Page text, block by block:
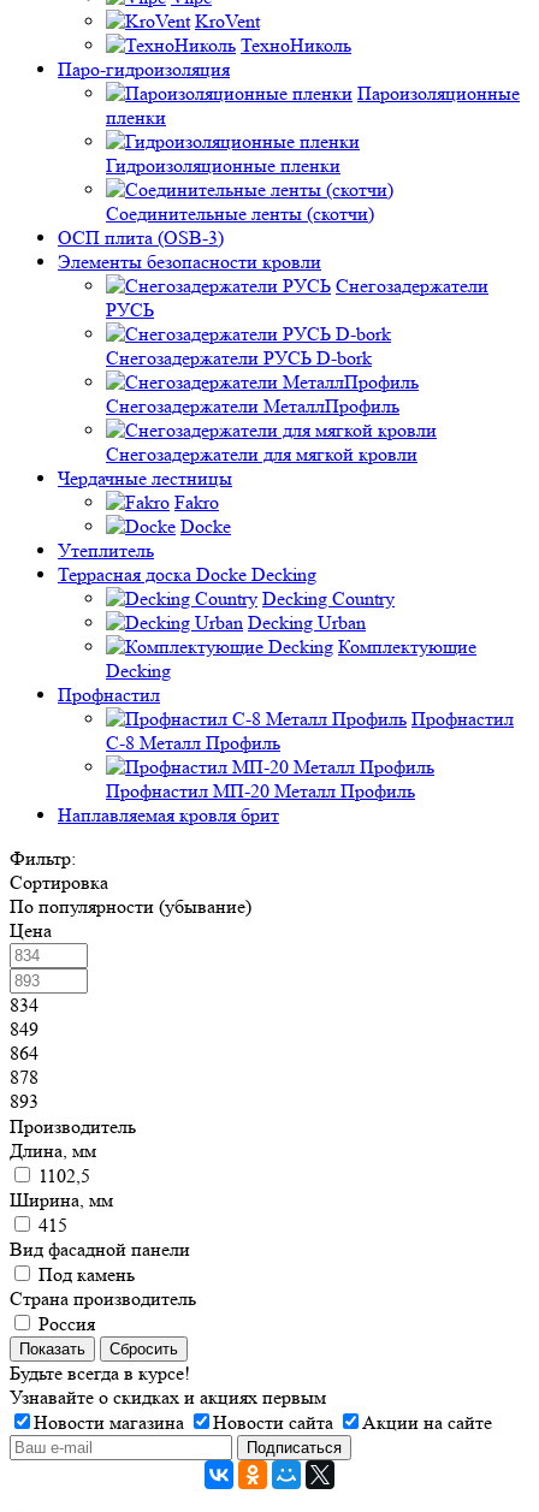
KroVent
ТехноНиколь
Паро-гидроизоляция
Пароизоляционные
пленки
Гидроизоляционные пленки
Соединительные ленты (скотчи)
ОСП плита (OSB-3)
Элементы безопасности кровли
Снегозадержатели
РУСЬ
Снегозадержатели РУСЬ D-bork
Снегозадержатели МеталлПрофиль
Снегозадержатели для мягкой кровли
Чердачные лестницы
Fakro
Docke
Утеплитель
Террасная доска Docke Decking
Decking Country
Decking Urban
Комплектующие
Decking
Профнастил
Профнастил
C-8 Металл Профиль
Профнастил МП-20 Металл Профиль
Наплавляемая кровля брит
Фильтр:
Сортировка
По популярности (убывание)
Цена
834
849
864
878
893
Производитель
Длина, мм
1102,5
Ширина, мм
415
Вид фасадной панели
Под камень
Страна производитель
Россия
Показать Сбросить
Будьте всегда в курсе!
Узнавайте о скидках и акциях первым
Новости магазина
Новости сайта Акции на сайте